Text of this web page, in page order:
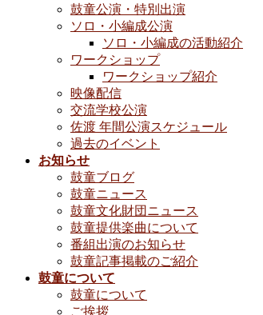
鼓童公演・特別出演
ソロ・小編成公演
ソロ・小編成の活動紹介
ワークショップ
ワークショップ紹介
映像配信
交流学校公演
佐渡 年間公演スケジュール
過去のイベント
お知らせ
鼓童ブログ
鼓童ニュース
鼓童文化財団ニュース
鼓童提供楽曲について
番組出演のお知らせ
鼓童記事掲載のご紹介
鼓童について
鼓童について
ご挨拶